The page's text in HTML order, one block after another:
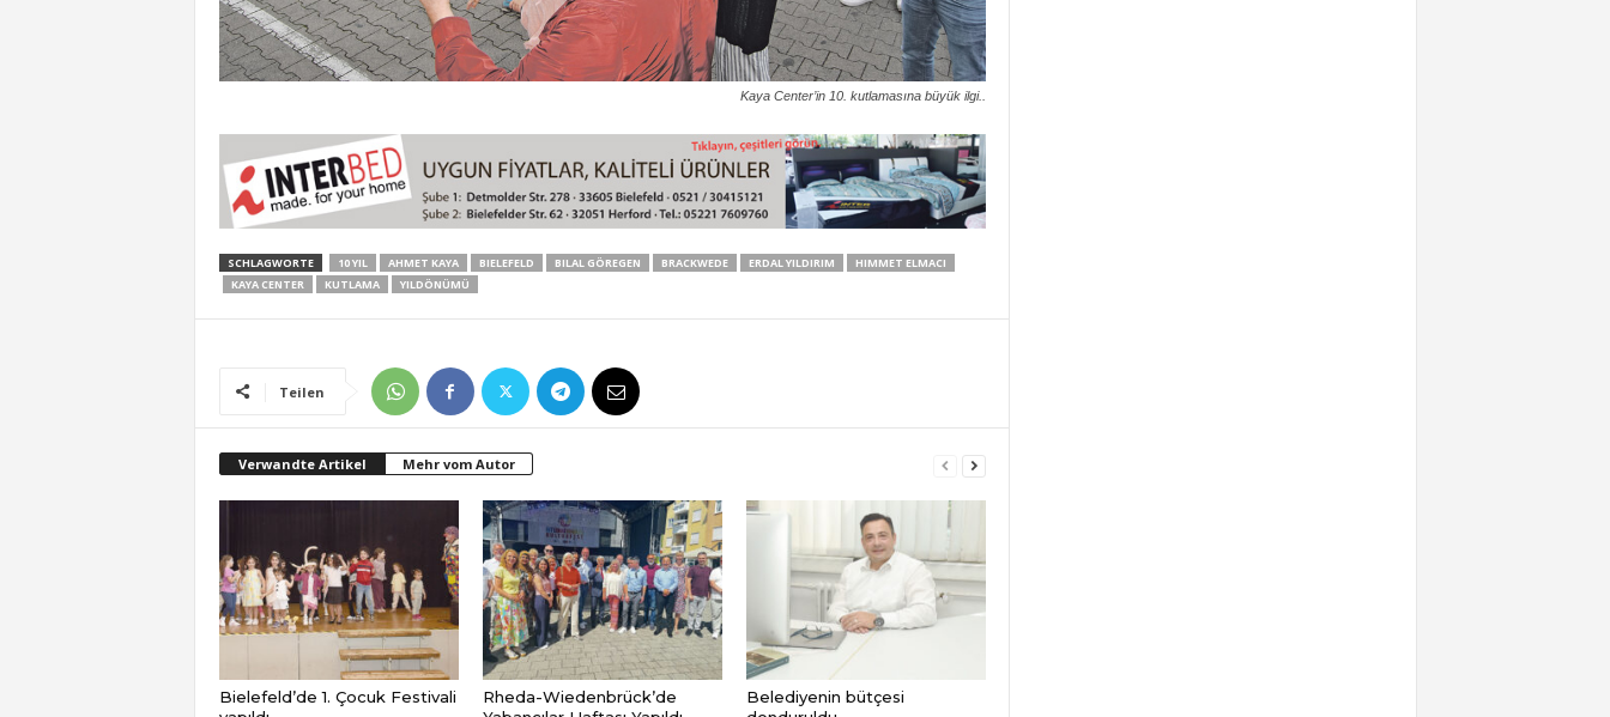
Kaya Center’in 10. kutlamasına büyük ilgi..
SCHLAGWORTE 10 YIL AHMET KAYA BIELEFELD BILAL GÖREGEN BRACKWEDE ERDAL YILDIRIM
HIMMET ELMACI
KAYA CENTER
KUTLAMA YILDÖNÜMÜ
Teilen
Verwandte Artikel Mehr vom Autor
Bielefeld’de 1. Çocuk Festivali
Rheda-Wiedenbrück’de
Belediyenin bütçesi